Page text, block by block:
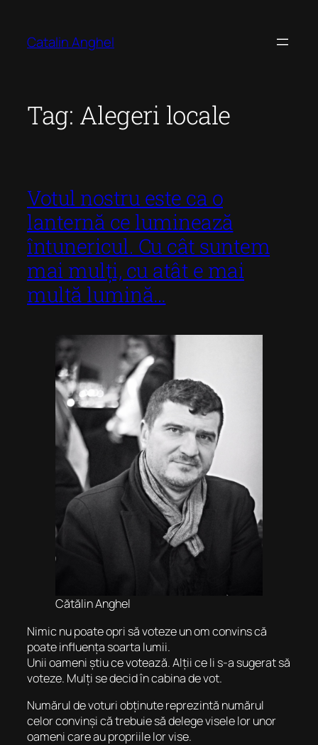
content
Catalin Anghel
Tag: Alegeri locale
Votul nostru este ca o
lanternă ce luminează
întunericul. Cu cât suntem
mai mulți, cu atât e mai
multă lumină…
Cătălin Anghel
Nimic nu poate opri să voteze un om convins că
poate influența soarta lumii.
Unii oameni știu ce votează. Alții ce li s-a sugerat să
voteze. Mulți se decid în cabina de vot.
Numărul de voturi obținute reprezintă numărul
celor convinși că trebuie să delege visele lor unor
oameni care au propriile lor vise.